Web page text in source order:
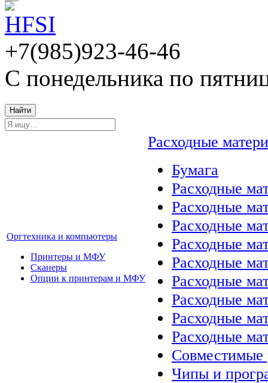
+7(985)923-46-46
С понедельника по
Найти
Оргтехника и компьютеры
Принтеры и МФУ
Сканеры
Опции к принтерам и МФУ
Расходные
Бумага
Расходные
Расходные
Расходные
Расходные
Расходные
Расходные
Расходные
Расходные
Расходные
Совместимые
Чипы и